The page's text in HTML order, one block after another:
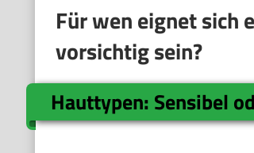
Für wen eignet sich
vorsichtig sein?
Hauttypen: Sensibel